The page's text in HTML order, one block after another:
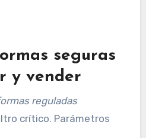
seguras
y vender
reguladas
crítico. Parámetros